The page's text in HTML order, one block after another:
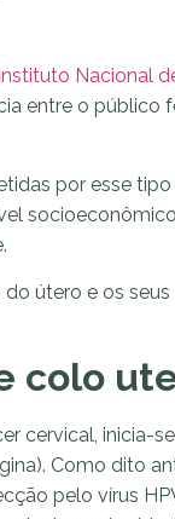
Instituto Nacional
entre o público
por esse
útero e os seus
colo
cervical, inicia-
Como dito
pelo vírus